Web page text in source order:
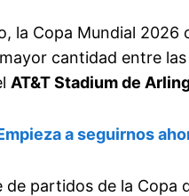
la Copa Mundial
cantidad entre
AT&T Stadium de
a seguirnos
de partidos de la Copa